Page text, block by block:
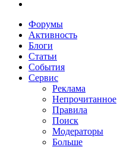
Форумы
Активность
Блоги
Статьи
События
Сервис
Реклама
Непрочитанное
Правила
Поиск
Модераторы
Больше